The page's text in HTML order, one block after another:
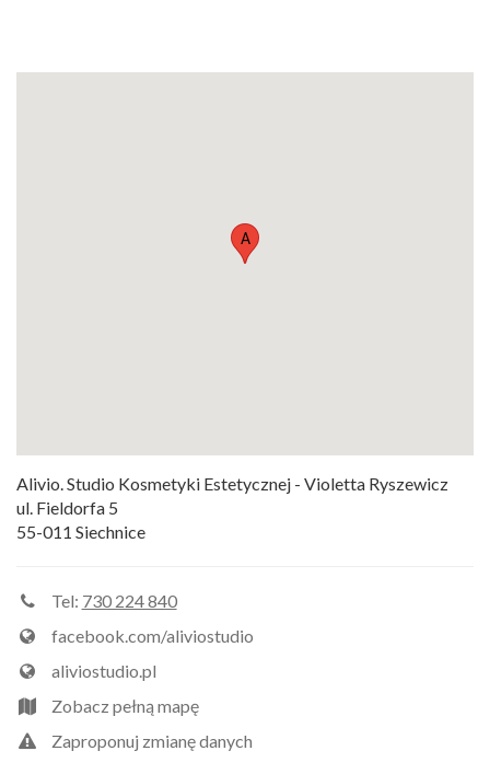
A
Alivio. Studio Kosmetyki Estetycznej - Violetta Ryszewicz
ul. Fieldorfa 5
55-011 Siechnice
Tel: 730 224 840
facebook.com/aliviostudio
aliviostudio.pl
Zobacz pełną mapę
Zaproponuj zmianę danych